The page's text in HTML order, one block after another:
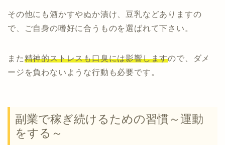
その他にも酒かすやぬか漬け、豆乳などありますの
で、ご自身の嗜好に合うものを選ばれて下さい。
また精神的ストレスも口臭には影響しますので、ダメ
ージを負わないような行動も必要です。
副業で稼ぎ続けるための習慣～運動
をする～